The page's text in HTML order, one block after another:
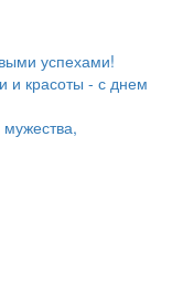
успехами!
и красоты - с днем